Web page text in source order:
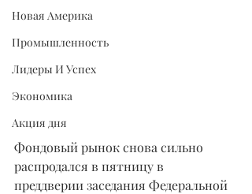
Новая Америка
Промышленность
Лидеры И Успех
Экономика
Акция дня
Фондовый рынок снова сильно
распродался в пятницу в
преддверии заседания Федеральной